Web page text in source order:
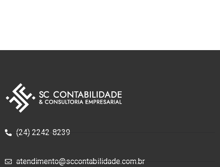
(24) 2242-8239
atendimento@sccontabilidade.com.br